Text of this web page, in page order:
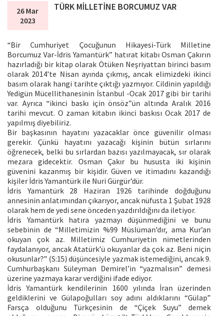
26 Mar
2023
TÜRK MİLLETİNE BORCUMUZ VAR
“Bir Cumhuriyet Çocuğunun Hikayesi-Türk Milletine
Borcumuz Var-İdris Yamantürk” hatırat kitabı Osman Çakırın
hazırladığı bir kitap olarak Ötüken Neşriyattan birinci basım
olarak 2014’te Nisan ayında çıkmış, ancak elimizdeki ikinci
basım olarak hangi tarihte çıktığı yazmıyor. Cildinin yapıldığı
Yedigün Mücellithanesinin İstanbul -Ocak 2017 gibi bir tarihi
var. Ayrıca “ikinci baskı için önsöz”ün altında Aralık 2016
tarihi mevcut. O zaman kitabın ikinci baskısı Ocak 2017 de
yapılmış diyebiliriz.
Bir başkasının hayatını yazacaklar önce güvenilir olması
gerekir. Çünkü hayatını yazacağı kişinin bütün sırlarını
öğrenecek, belki bu sırlardan bazısı yazılmayacak, sır olarak
mezara gidecektir. Osman Çakır bu hususta iki kişinin
güvenini kazanmış bir kişidir. Güven ve itimadını kazandığı
kişiler İdris Yamantürk ile Nuri Gürgür’dür.
İdris Yamantürk 28 Haziran 1926 tarihinde doğduğunu
annesinin anlatımından çıkarıyor, ancak nüfusta 1 Şubat 1928
olarak hem de yedi sene önceden yazdırıldığını da iletiyor.
İdris Yamantürk hatıra yazmayı düşünmediğini ve bunu
sebebinin de “Milletimizin %99 Müslüman’dır, ama Kur’an
okuyan çok az. Milletimiz Cumhuriyetin nimetlerinden
faydalanıyor, ancak Atatürk’ü okuyanlar da çok az. Beni niçin
okusunlar?” (S:15) düşüncesiyle yazmak istemediğini, ancak 9.
Cumhurbaşkanı Süleyman Demirel’in “yazmalısın” demesi
üzerine yazmaya karar verdiğini ifade ediyor.
İdris Yamantürk kendilerinin 1600 yılında İran üzerinden
geldiklerini ve Gülapoğulları soy adını aldıklarını “Gülap”
Farsça olduğunu Türkçesinin de “Çiçek Suyu” demek